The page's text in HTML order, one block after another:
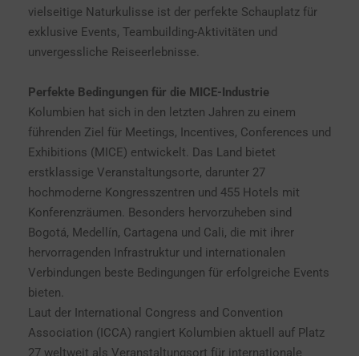
vielseitige Naturkulisse ist der perfekte Schauplatz für
exklusive Events, Teambuilding-Aktivitäten und
unvergessliche Reiseerlebnisse.
Perfekte Bedingungen für die MICE-Industrie
Kolumbien hat sich in den letzten Jahren zu einem
führenden Ziel für Meetings, Incentives, Conferences und
Exhibitions (MICE) entwickelt. Das Land bietet
erstklassige Veranstaltungsorte, darunter 27
hochmoderne Kongresszentren und 455 Hotels mit
Konferenzräumen. Besonders hervorzuheben sind
Bogotá, Medellín, Cartagena und Cali, die mit ihrer
hervorragenden Infrastruktur und internationalen
Verbindungen beste Bedingungen für erfolgreiche Events
bieten.
Laut der International Congress and Convention
Association (ICCA) rangiert Kolumbien aktuell auf Platz
27 weltweit als Veranstaltungsort für internationale